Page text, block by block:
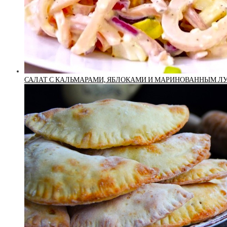
САЛАТ С КАЛЬМАРАМИ, ЯБЛОКАМИ И МАРИНОВАННЫМ